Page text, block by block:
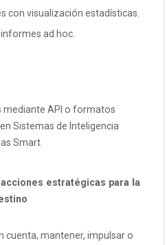
con visualización estadísticas.
ad hoc.
mediante API o formatos
Sistemas de Inteligencia
Smart.
estratégicas para la
cuenta, mantener, impulsar o